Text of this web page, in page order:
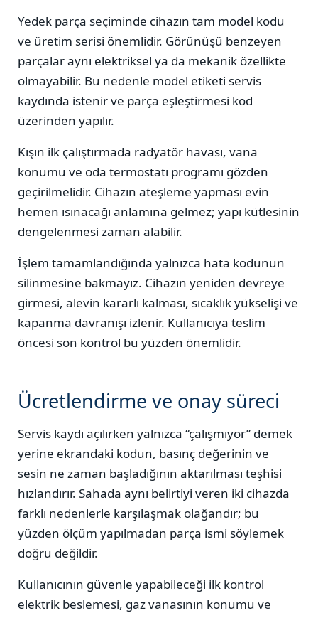
Yedek parça seçiminde cihazın tam model kodu
ve üretim serisi önemlidir. Görünüşü benzeyen
parçalar aynı elektriksel ya da mekanik özellikte
olmayabilir. Bu nedenle model etiketi servis
kaydında istenir ve parça eşleştirmesi kod
üzerinden yapılır.
Kışın ilk çalıştırmada radyatör havası, vana
konumu ve oda termostatı programı gözden
geçirilmelidir. Cihazın ateşleme yapması evin
hemen ısınacağı anlamına gelmez; yapı kütlesinin
dengelenmesi zaman alabilir.
İşlem tamamlandığında yalnızca hata kodunun
silinmesine bakmayız. Cihazın yeniden devreye
girmesi, alevin kararlı kalması, sıcaklık yükselişi ve
kapanma davranışı izlenir. Kullanıcıya teslim
öncesi son kontrol bu yüzden önemlidir.
Ücretlendirme ve onay süreci
Servis kaydı açılırken yalnızca “çalışmıyor” demek
yerine ekrandaki kodun, basınç değerinin ve
sesin ne zaman başladığının aktarılması teşhisi
hızlandırır. Sahada aynı belirtiyi veren iki cihazda
farklı nedenlerle karşılaşmak olağandır; bu
yüzden ölçüm yapılmadan parça ismi söylemek
doğru değildir.
Kullanıcının güvenle yapabileceği ilk kontrol
elektrik beslemesi, gaz vanasının konumu ve